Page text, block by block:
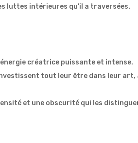
luttes intérieures qu’il a traversées.
créatrice puissante et intense.
tout leur être dans leur art,
et une obscurité qui les